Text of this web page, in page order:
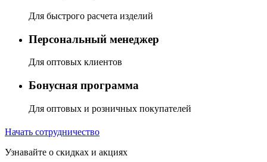
Для быстрого расчета изделий
Персональный менеджер
Для оптовых клиентов
Бонусная программа
Для оптовых и розничных покупателей
Начать сотрудничество
Узнавайте о скидках и акциях